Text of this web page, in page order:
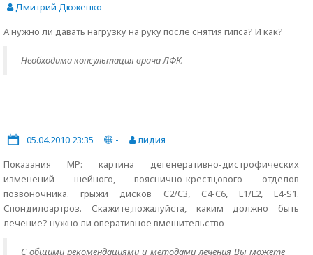
Дмитрий Дюженко
А нужно ли давать нагрузку на руку после снятия гипса? И как?
Необходима консультация врача ЛФК.
05.04.2010 23:35 -
лидия
Показания МР: картина дегенеративно-дистрофических
изменений шейного, пояснично-крестцового отделов
позвоночника. грыжи дисков C2/C3, C4-C6, L1/L2, L4-S1.
Спондилоартроз. Скажите,пожалуйста, каким должно быть
лечение? нужно ли оперативное вмешительство
С общими рекомендациями и методами лечения Вы можете